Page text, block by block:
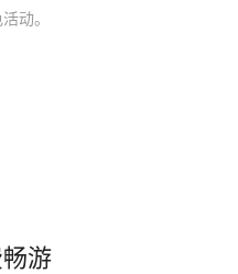
动。
游